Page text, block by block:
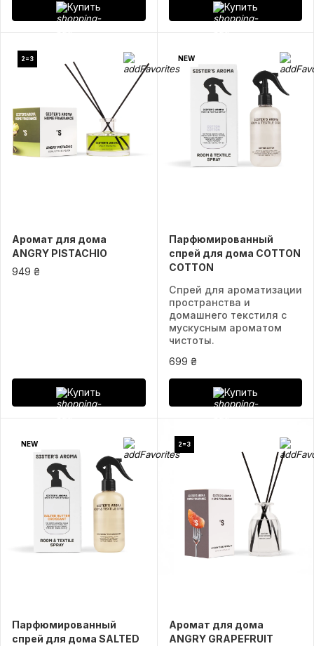
Купить Купить
2=3
Аромат для дома
ANGRY PISTACHIO
949 ₴
Купить
NEW
Парфюмированный
спрей для дома COTTON
COTTON
Спрей для ароматизации
пространства и
домашнего текстиля с
мускусным ароматом
чистоты.
699 ₴
Купить
NEW
Парфюмированный
спрей для дома SALTED
2=3
Аромат для дома
ANGRY GRAPEFRUIT